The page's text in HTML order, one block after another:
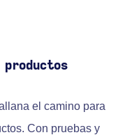
el camino para
Con pruebas y